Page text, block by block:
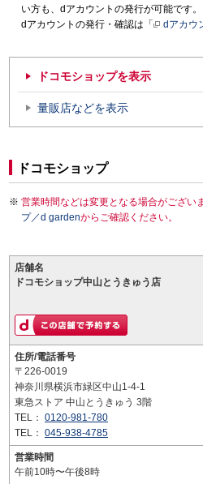
い方も、dアカウントの発行が可能です。
dアカウントの発行・確認は「
dアカウ
ドコモショップを表示
量販店などを表示
ドコモショップ
営業時間などは変更となる場合がござい
プ／d gardenからご確認ください。
店舗名
ドコモショップ中山とうきゅう店
住所/電話番号
〒226-0019
神奈川県横浜市緑区中山1-4-1
東急ストア 中山とうきゅう 3階
TEL： 0120-981-780
TEL： 045-938-4785
営業時間
午前10時〜午後8時